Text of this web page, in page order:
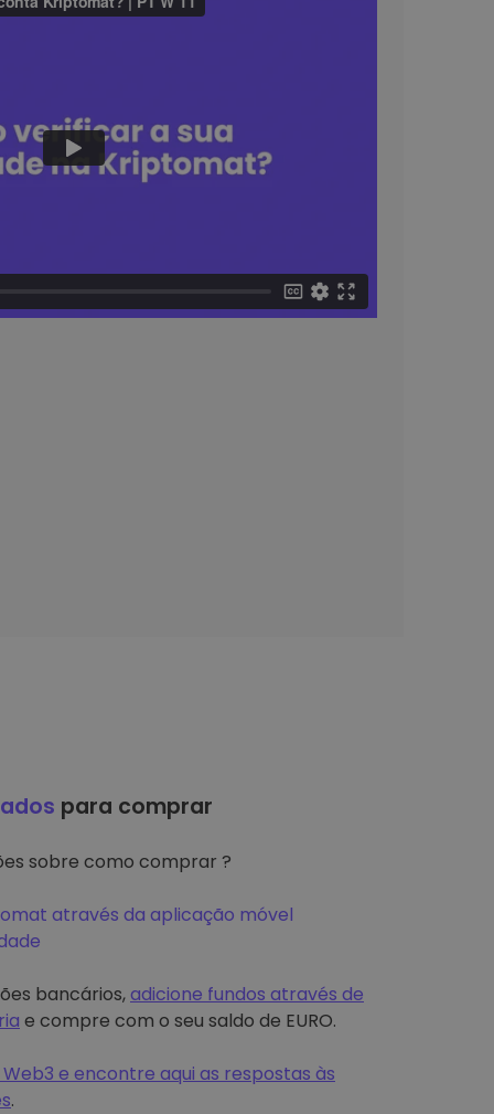
para comprar
sobre como comprar ?
através da aplicação móvel
bancários,adicione fundos através de
e compre com o seu saldo de EURO.
e encontre aqui as respostas às
.